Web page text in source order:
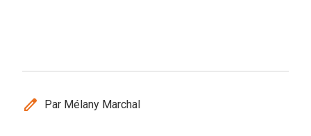
edit Par Mélany Marchal